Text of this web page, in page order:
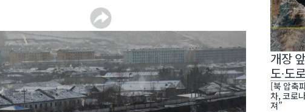
개장
도∙도
[북 압축
차, 코로
져”